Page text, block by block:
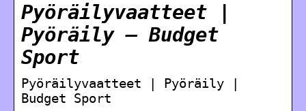
Pyöräilyvaatteet |
Pyöräily – Budget
Sport
Pyöräilyvaatteet | Pyöräily |
Budget Sport